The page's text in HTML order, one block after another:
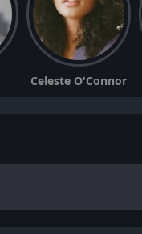
Celeste O'Connor